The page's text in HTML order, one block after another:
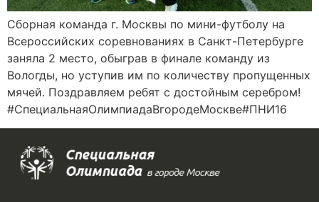
Сборная команда г. Москвы по мини-футболу на
Всероссийских соревнованиях в Санкт-Петербурге
заняла 2 место, обыграв в финале команду из
Вологды, но уступив им по количеству пропущенных
мячей. Поздравляем ребят с достойным серебром!
#СпециальнаяОлимпиадаВгородеМоскве#ПНИ16